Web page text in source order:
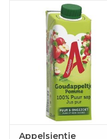
Appelsientje